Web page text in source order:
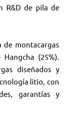
R&D de pila de
de montacargas
(25%).
diseñados y
litio, con
garantías y